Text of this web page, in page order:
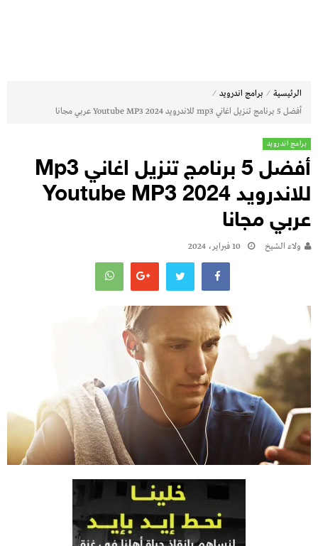
الرئيسية ⁄ برامج اندرويد ⁄
أفضل 5 برنامج تنزيل اغاني mp3 للاندرويد Youtube MP3 2024 عربي مجانا
برامج اندرويد
أفضل 5 برنامج تنزيل اغاني Mp3
للاندرويد Youtube MP3 2024
عربي مجانا
ولاء الشيخ 10 فبراير، 2024